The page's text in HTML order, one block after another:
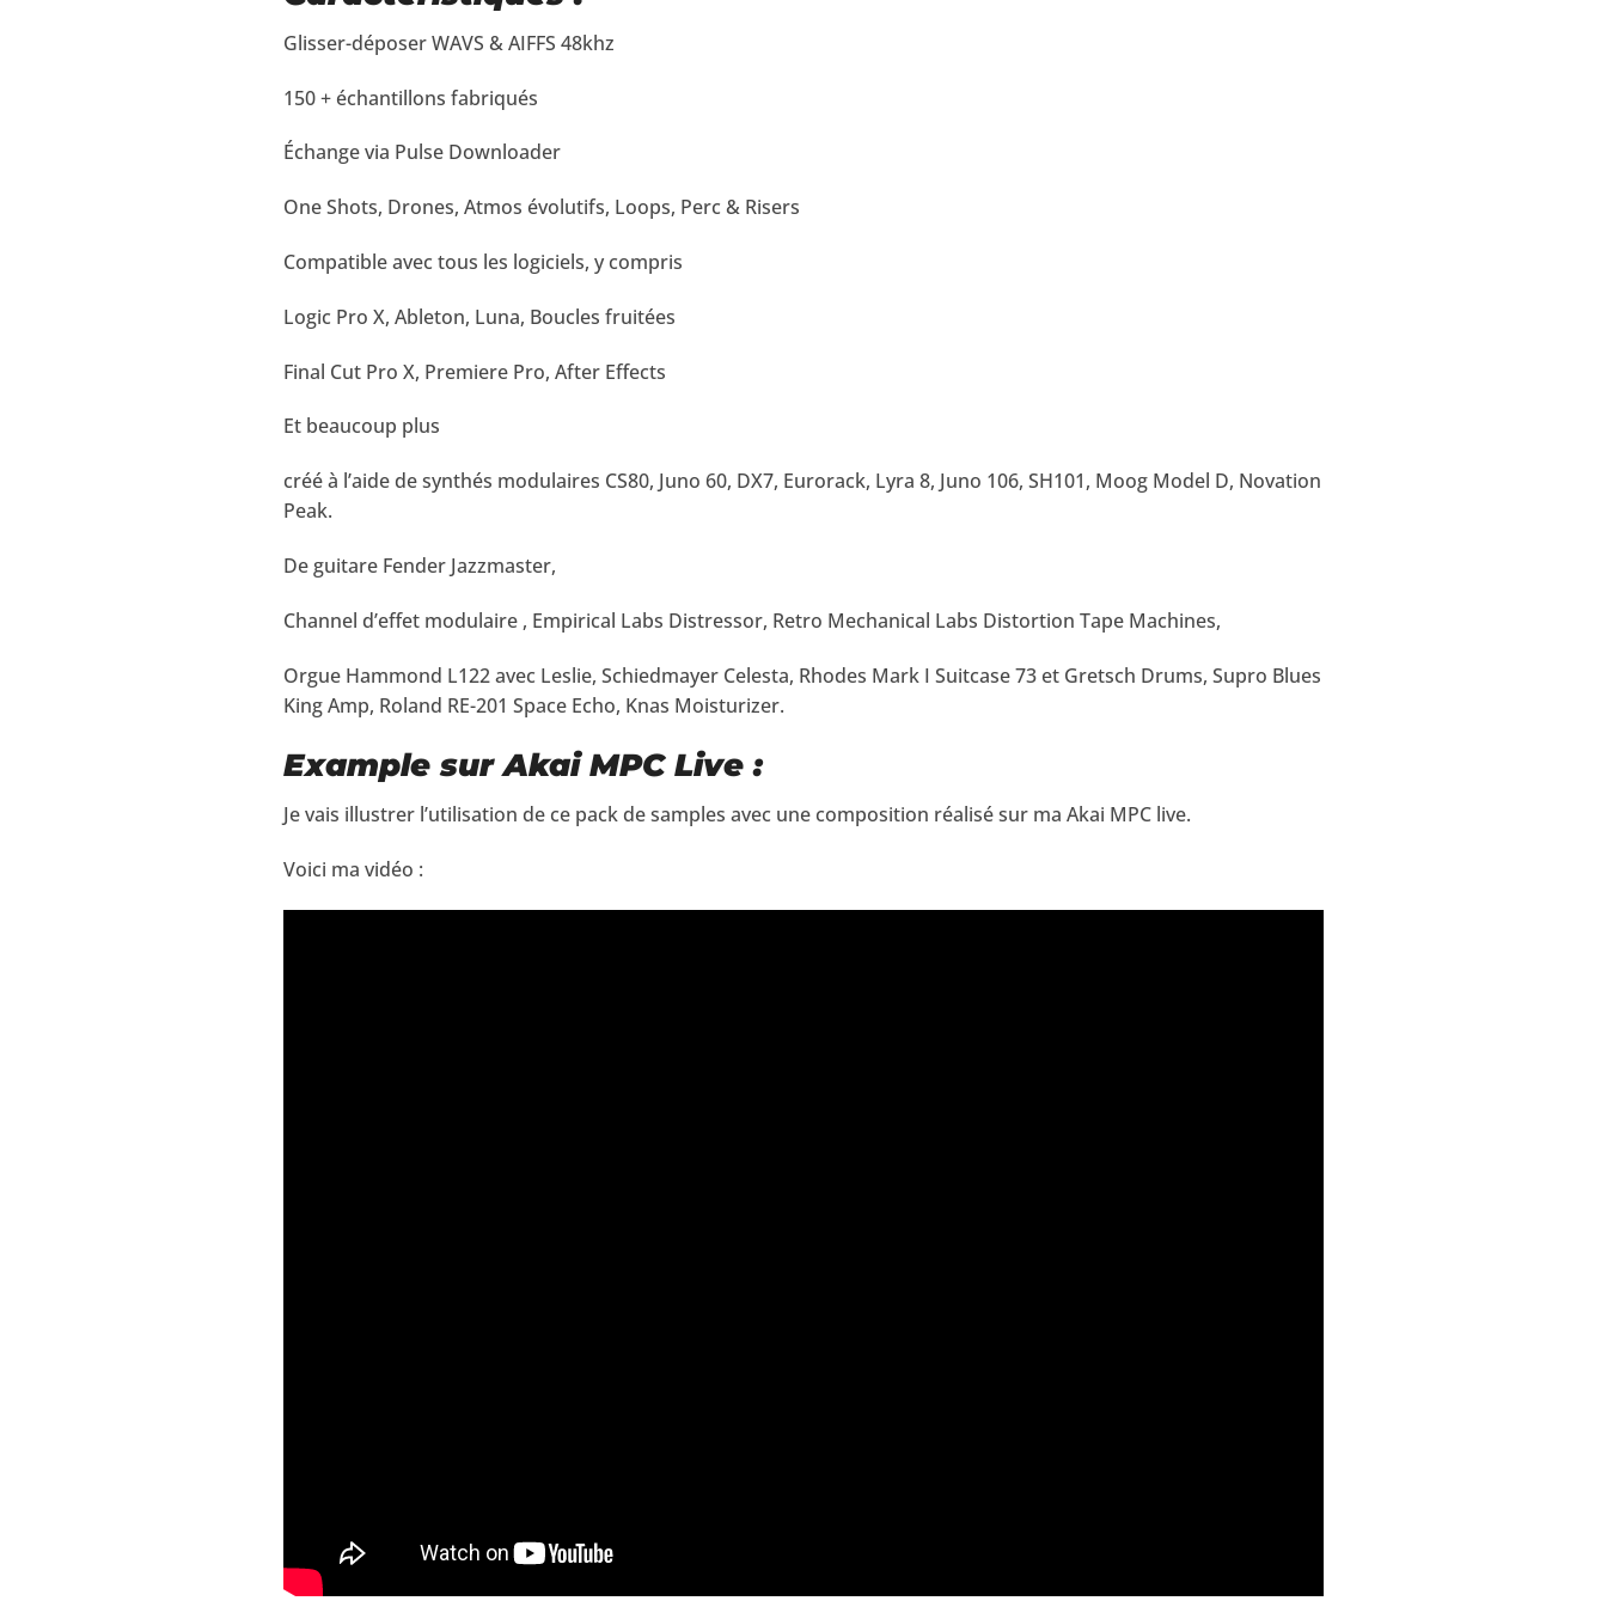
Glisser-déposer WAVS & AIFFS 48khz
150 + échantillons fabriqués
Échange via Pulse Downloader
One Shots, Drones, Atmos évolutifs, Loops, Perc & Risers
Compatible avec tous les logiciels, y compris
Logic Pro X, Ableton, Luna, Boucles fruitées
Final Cut Pro X, Premiere Pro, After Effects
Et beaucoup plus
créé à l’aide de synthés modulaires CS80, Juno 60, DX7, Eurorack, Lyra 8, Juno 106, SH101, Moog Model D, Novation
Peak.
De guitare Fender Jazzmaster,
Channel d’effet modulaire , Empirical Labs Distressor, Retro Mechanical Labs Distortion Tape Machines,
Orgue Hammond L122 avec Leslie, Schiedmayer Celesta, Rhodes Mark I Suitcase 73 et Gretsch Drums, Supro Blues
King Amp, Roland RE-201 Space Echo, Knas Moisturizer.
Example sur Akai MPC Live :
Je vais illustrer l’utilisation de ce pack de samples avec une composition réalisé sur ma Akai MPC live.
Voici ma vidéo :